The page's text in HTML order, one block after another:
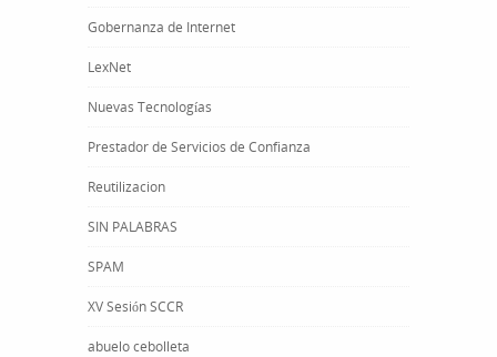
Gobernanza de Internet
LexNet
Nuevas Tecnologías
Prestador de Servicios de Confianza
Reutilizacion
SIN PALABRAS
SPAM
XV Sesión SCCR
abuelo cebolleta